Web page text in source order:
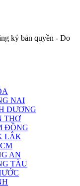
ký bản quyền - Do
NAI
DƯƠNG
THƠ
ĐỒNG
LẮK
AN
TÀU